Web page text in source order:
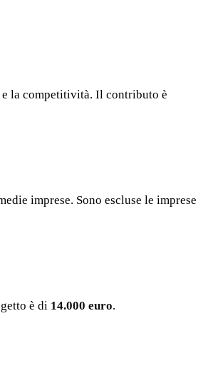
la competitività. Il contributo è
imprese. Sono escluse le imprese
è di 14.000 euro.